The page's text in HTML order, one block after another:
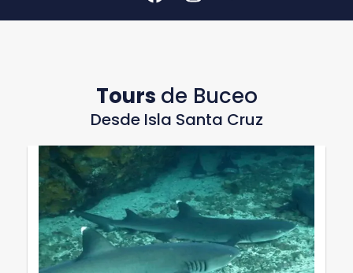
Tours de Buceo
Desde Isla Santa Cruz